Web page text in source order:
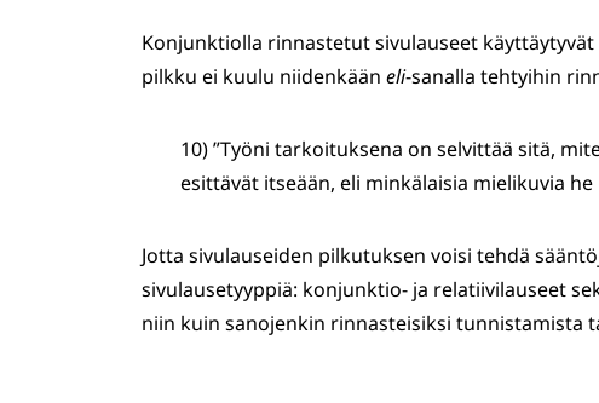
Konjunktiolla rinnastetut sivulauseet
pilkku ei kuulu niidenkään eli-sanalla tehtyihin
10) ”Työni tarkoituksena on selvittää sitä,
esittävät itseään, eli minkälaisia mielikuvia he
Jotta sivulauseiden pilkutuksen voisi tehdä
sivulausetyyppiä: konjunktio- ja relatiivilauseet
niin kuin sanojenkin rinnasteisiksi tunnistamista